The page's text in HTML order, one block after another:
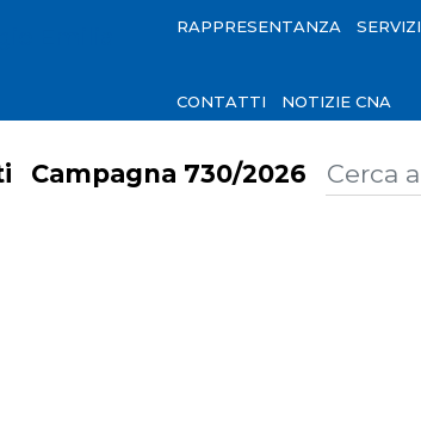
RAPPRESENTANZA SERVIZI
CONTATTI NOTIZIE CNA
Campagna 730/2026